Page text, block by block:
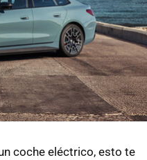
coche eléctrico, esto te